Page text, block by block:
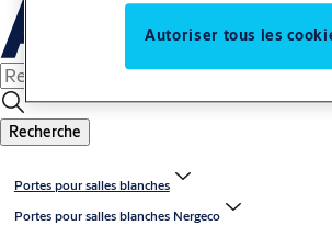
Recherche
Portes pour salles blanches
Portes pour salles blanches Nergeco
Autoriser tous les